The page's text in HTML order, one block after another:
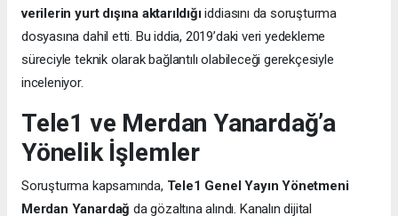
verilerin yurt dışına aktarıldığıiddiasını da soruşturma
dosyasına dahil etti. Bu iddia, 2019’daki veri yedekleme
süreciyle teknik olarak bağlantılı olabileceği gerekçesiyle
inceleniyor.
Tele1 ve Merdan Yanardağ’a
Yönelik İşlemler
Soruşturma kapsamında, Tele1 Genel Yayın Yönetmeni
Merdan Yanardağ da gözaltına alındı. Kanalın dijital